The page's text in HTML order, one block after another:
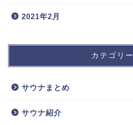
2021年2月
カテゴリー
サウナまとめ
サウナ紹介